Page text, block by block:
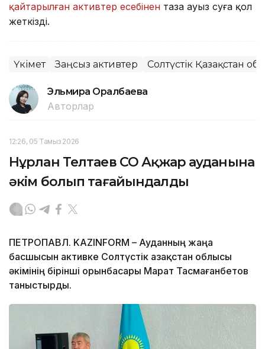
қайтарылған активтер есебінен таза ауыз суға қол
жеткізді.
Үкімет Заңсыз активтер Солтүстік Қазақстан
Эльмира Оралбаева
Авторлар
12:26, 05 Тамыз 2026
Нұрлан Телтаев СҚО Ақжар ауданына
әкім болып тағайындалды
ПЕТРОПАВЛ. KAZINFORM – Ауданның жаңа
басшысын активке Солтүстік Қазақстан облысы
әкімінің бірінші орынбасары Марат Тасмағанбетов
таныстырды.